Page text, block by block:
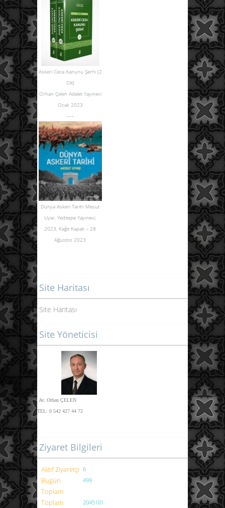
Askeri Ceza Kanunu Şerhi (2
Cilt)
Orhan Çelen Adalet Yayınevi
Ocak 2023
---
Dünya Askeri Tarihi Mesut
Uyar, Yeditepe Yayınevi,
2023, Kağıt Kapak – 28
Ağustos 2023
Site Haritası
Site Haritası
Site Yöneticisi
Av. Orhan ÇELEN
TEL: 0 542 427 44 72
Ziyaret Bilgileri
Aktif Ziyaretçi 6
Bugün
Toplam
499
Toplam
2045101